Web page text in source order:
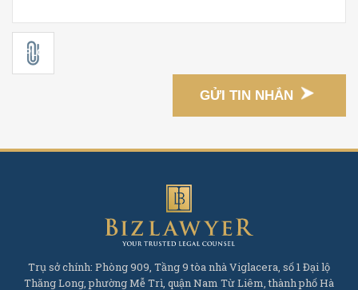
GỬI TIN NHẮN
Trụ sở chính: Phòng 909, Tầng 9 tòa nhà Viglacera, số 1 Đại lộ
Thăng Long, phường Mễ Trì, quận Nam Từ Liêm, thành phố Hà